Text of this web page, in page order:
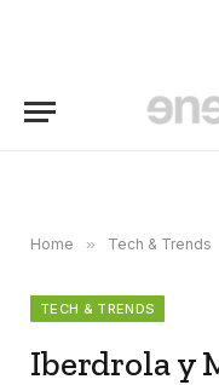
Home » Tech & Trends
TECH & TRENDS
Iberdrola y